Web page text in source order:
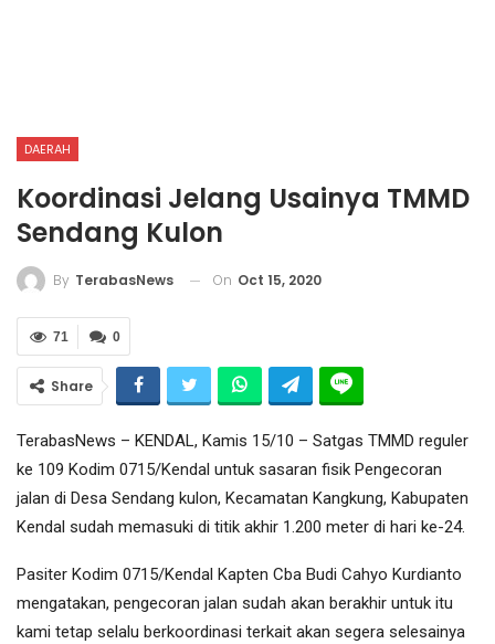
DAERAH
Koordinasi Jelang Usainya TMMD
Sendang Kulon
By TerabasNews On Oct 15, 2020
0
71
Share
TerabasNews – KENDAL, Kamis 15/10 – Satgas TMMD reguler
ke 109 Kodim 0715/Kendal untuk sasaran fisik Pengecoran
jalan di Desa Sendang kulon, Kecamatan Kangkung, Kabupaten
Kendal sudah memasuki di titik akhir 1.200 meter di hari ke-24.
Pasiter Kodim 0715/Kendal Kapten Cba Budi Cahyo Kurdianto
mengatakan, pengecoran jalan sudah akan berakhir untuk itu
kami tetap selalu berkoordinasi terkait akan segera selesainya